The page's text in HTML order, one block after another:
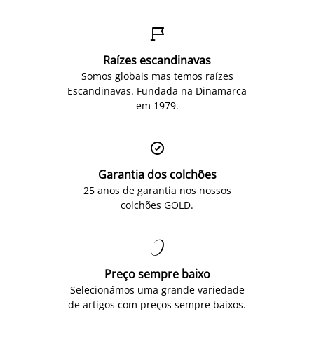

Raízes escandinavas
Somos globais mas temos raízes
Escandinavas. Fundada na Dinamarca
em 1979.

Garantia dos colchões
25 anos de garantia nos nossos
colchões GOLD.

Preço sempre baixo
Selecionámos uma grande variedade
de artigos com preços sempre baixos.